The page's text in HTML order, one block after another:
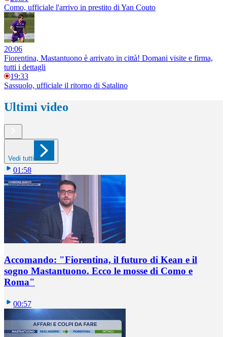
Como, ufficiale l'arrivo in prestito di Yan Couto
20:06
Fiorentina, Mastantuono è arrivato in città! Domani visite e firma,
tutti i dettagli
19:33
Sassuolo, ufficiale il ritorno di Satalino
Ultimi video
Vedi tutti
01:58
Accomando: "Fiorentina, il futuro di Kean e il
sogno Mastantuono. Ecco le mosse di Como e
Roma"
00:57